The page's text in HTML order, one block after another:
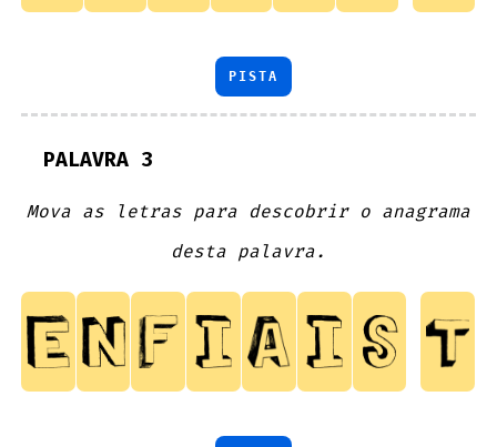
PISTA
PALAVRA 3
Mova as letras para descobrir o anagrama
desta palavra.